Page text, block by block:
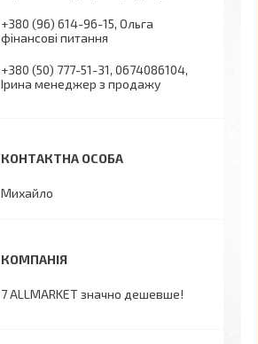
+380 (96) 614-96-15 Ольга
фінансові питання
+380 (50) 777-51-31 0674086104
Ірина менеджер з продажу
Михайло
7 ALLMARKET значно дешевше!